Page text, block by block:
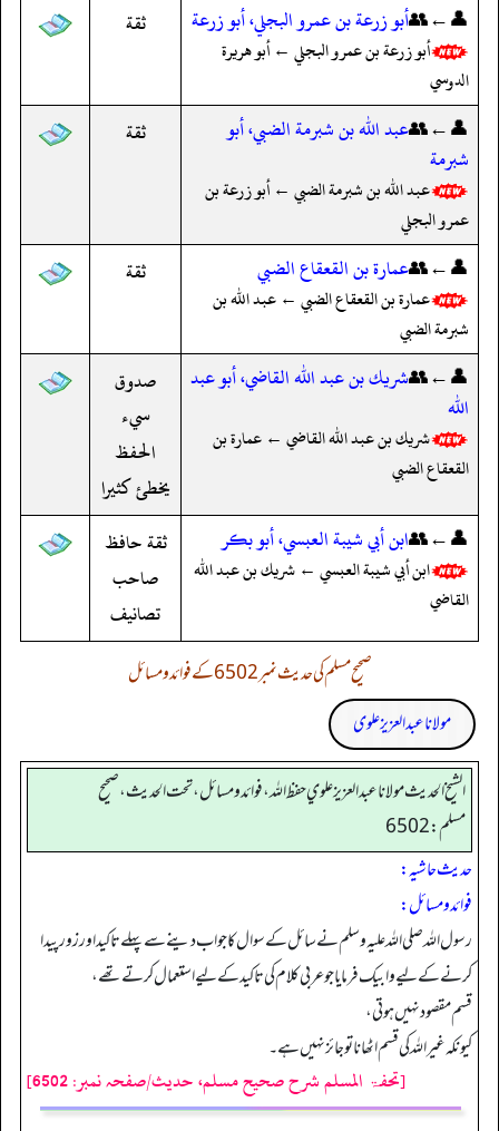
👤←👥أبو زرعة بن عمرو البجلي، أبو زرعة
أبو زرعة بن عمرو البجلي ← أبو هريرة
الدوسي
ثقة
👤←👥عبد الله بن شبرمة الضبي، أبو
شبرمة
عبد الله بن شبرمة الضبي ← أبو زرعة بن
عمرو البجلي
ثقة
👤←👥عمارة بن القعقاع الضبي
عمارة بن القعقاع الضبي ← عبد الله بن
شبرمة الضبي
ثقة
👤←👥شريك بن عبد الله القاضي، أبو عبد
الله
شريك بن عبد الله القاضي ← عمارة بن
القعقاع الضبي
صدوق
سيء
الحفظ
يخطئ كثيرا
👤←👥ابن أبي شيبة العبسي، أبو بكر
ابن أبي شيبة العبسي ← شريك بن عبد الله
القاضي
ثقة حافظ
صاحب
تصانيف
صحیح مسلم کی حدیث نمبر 6502 کے فوائد و مسائل
مولانا عبد العزیز علوی
الشيخ الحديث مولانا عبدالعزيز علوي حفظ الله، فوائد و مسائل، تحت الحديث ، صحيح
مسلم: 6502
حدیث حاشیہ:
فوائد ومسائل:
رسول اللہ صلی اللہ علیہ وسلم نے سائل کے سوال کا جواب دینے سے پہلے تاکید اور زور پیدا
کرنے کے لیے وابيك فرمایا جو عربی کلام کی تاکید کے لیے استعمال کرتے تھے،
قسم مقصود نہیں ہوتی،
کیونکہ غیر اللہ کی قسم اٹھانا تو جائز نہیں ہے۔
[تحفۃ المسلم شرح صحیح مسلم، حدیث/صفحہ نمبر: 6502]